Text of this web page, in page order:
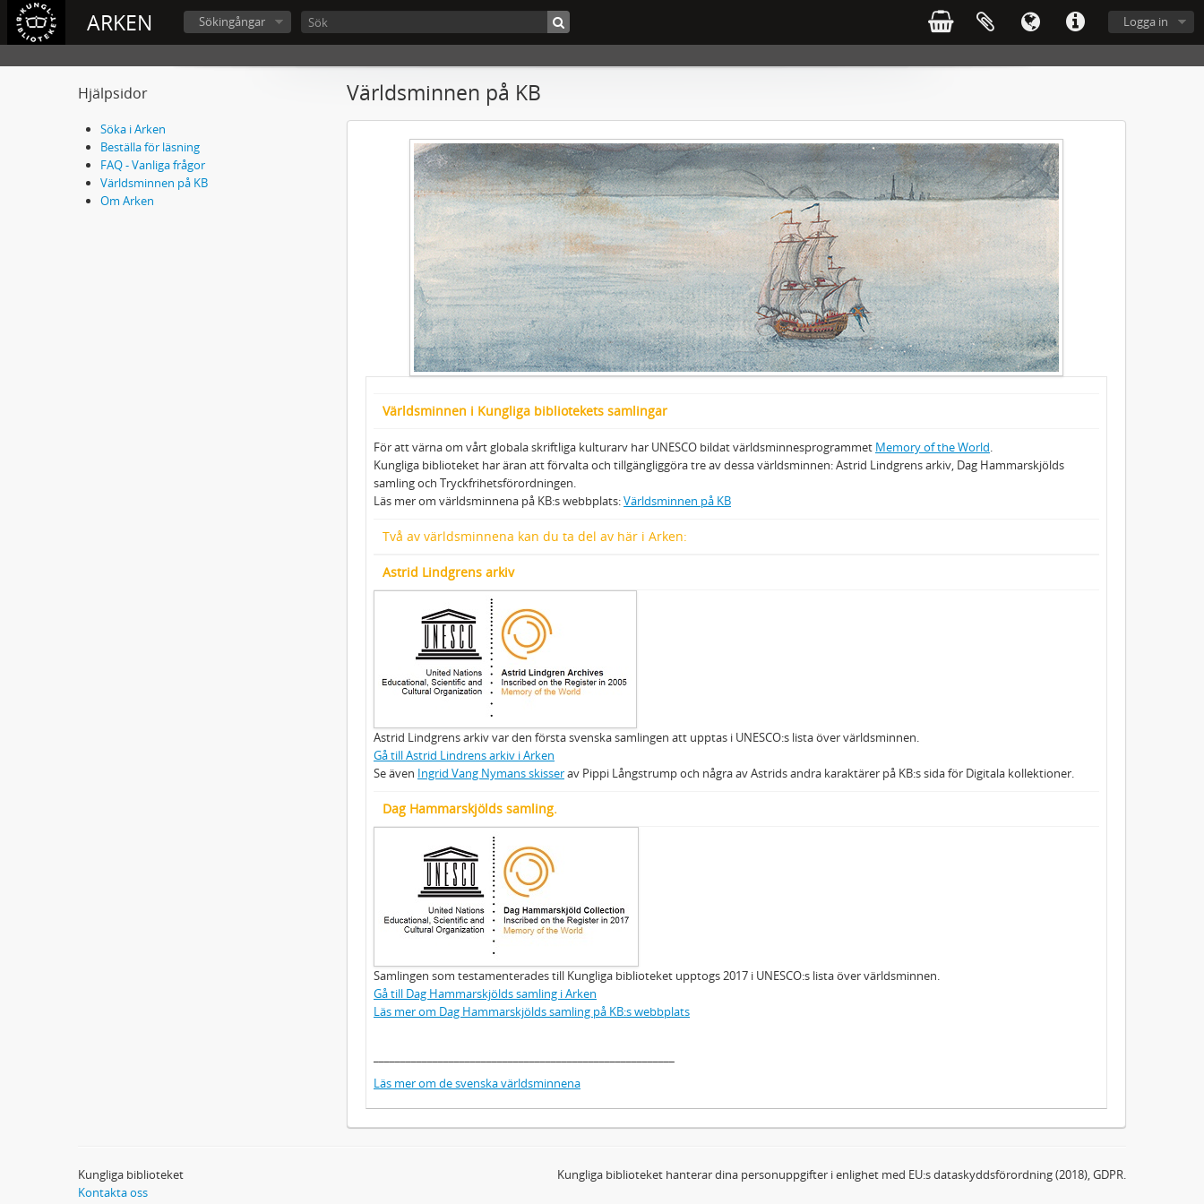
ARKEN Logga in
Sökingångar
Hjälpsidor
Söka i Arken
Beställa för läsning
FAQ - Vanliga frågor
Världsminnen på KB
Om Arken
Världsminnen på KB
Världsminnen i Kungliga bibliotekets samlingar
För att värna om vårt globala skriftliga kulturarv har UNESCO bildat världsminnesprogrammet Memory of the World.
Kungliga biblioteket har äran att förvalta och tillgängliggöra tre av dessa världsminnen: Astrid Lindgrens arkiv, Dag Hammarskjölds
samling och Tryckfrihetsförordningen.
Läs mer om världsminnena på KB:s webbplats:Världsminnen på KB
Två av världsminnena kan du ta del av här i Arken:
Astrid Lindgrens arkiv
Astrid Lindgrens arkiv var den första svenska samlingen att upptas i UNESCO:s lista över världsminnen.
Gå till Astrid Lindrens arkiv i Arken
Se även Ingrid Vang Nymans skisserav Pippi Långstrump och några av Astrids andra karaktärer på KB:s sida för Digitala kollektioner.
Dag Hammarskjölds samling.
Samlingen som testamenterades till Kungliga biblioteket upptogs 2017 i UNESCO:s lista över världsminnen.
Gå till Dag Hammarskjölds samling i Arken
Läs mer om Dag Hammarskjölds samling på KB:s webbplats
Läs mer om de svenska världsminnena
Kungliga biblioteket
Kontakta oss
Kungliga biblioteket hanterar dina personuppgifter i enlighet med EU:s dataskyddsförordning (2018), GDPR.